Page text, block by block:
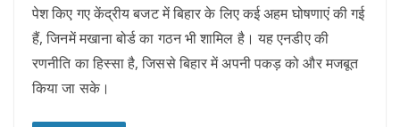
पेश किए गए केंद्रीय बजट में बिहार के लिए कई अहम घोषणाएं की गई
हैं, जिनमें मखाना बोर्ड का गठन भी शामिल है। यह एनडीए की
रणनीति का हिस्सा है, जिससे बिहार में अपनी पकड़ को और मजबूत
किया जा सके।